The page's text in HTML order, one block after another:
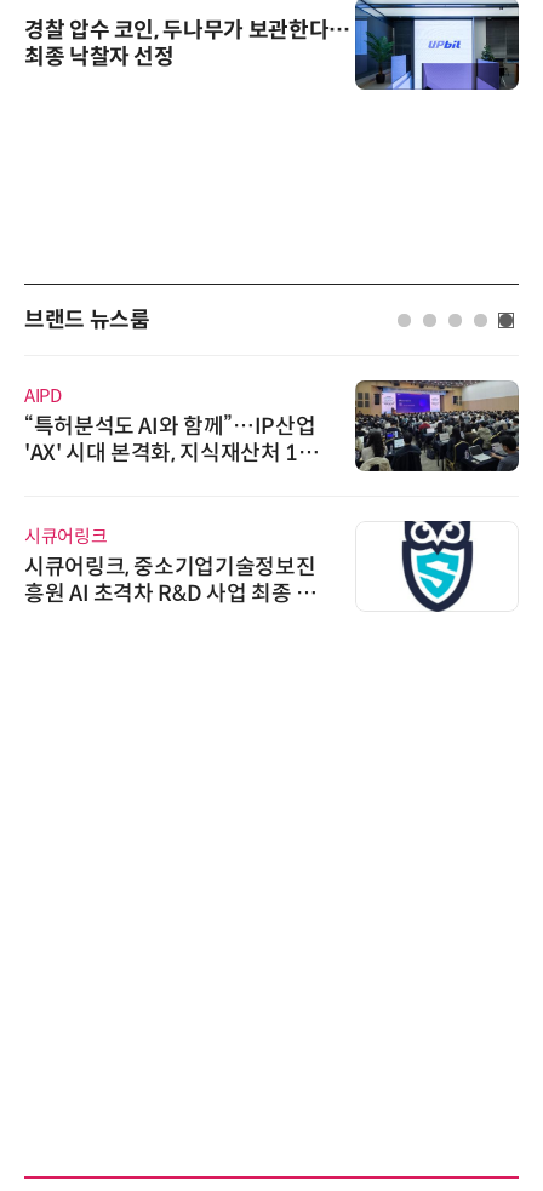
경찰 압수 코인, 두나무가 보관한다…
최종 낙찰자 선정
브랜드 뉴스룸
AIPD
“특허분석도 AI와 함께”…IP산업
'AX' 시대 본격화, 지식재산처 1호
시큐어링크
시큐어링크, 중소기업기술정보진
흥원 AI 초격차 R&D 사업 최종 선